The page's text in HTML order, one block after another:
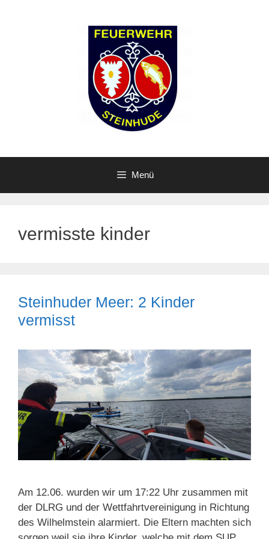
Menü
vermisste kinder
Steinhuder Meer: 2 Kinder
vermisst
Am 12.06. wurden wir um 17:22 Uhr zusammen mit
der DLRG und der Wettfahrtvereinigung in Richtung
des Wilhelmstein alarmiert. Die Eltern machten sich